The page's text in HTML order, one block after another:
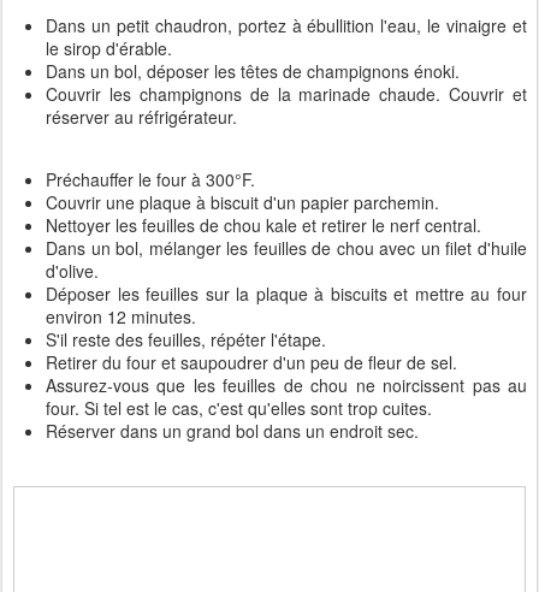
Dans un petit chaudron, portez à ébullition l'eau, le vinaigre et
le sirop d'érable.
Dans un bol, déposer les têtes de champignons énoki.
Couvrir les champignons de la marinade chaude. Couvrir et
réserver au réfrigérateur.
Préchauffer le four à 300°F.
Couvrir une plaque à biscuit d'un papier parchemin.
Nettoyer les feuilles de chou kale et retirer le nerf central.
Dans un bol, mélanger les feuilles de chou avec un filet d'huile
d'olive.
Déposer les feuilles sur la plaque à biscuits et mettre au four
environ 12 minutes.
S'il reste des feuilles, répéter l'étape.
Retirer du four et saupoudrer d'un peu de fleur de sel.
Assurez-vous que les feuilles de chou ne noircissent pas au
four. Si tel est le cas, c'est qu'elles sont trop cuites.
Réserver dans un grand bol dans un endroit sec.